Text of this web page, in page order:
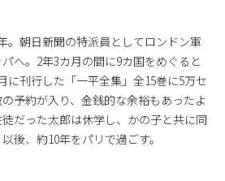
。朝日新聞の特派員としてロンドン軍
へ。2年3カ月の間に9カ国をめぐると
に刊行した「一平全集」全15巻に5万セ
予約が入り、金銭的な余裕もあったよ
だった太郎は休学し、かの子と共に同
後、約10年をパリで過ごす。